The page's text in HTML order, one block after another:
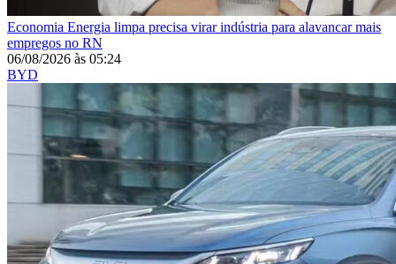
Economia Energia limpa precisa virar indústria para alavancar mais
empregos no RN
06/08/2026 às 05:24
BYD